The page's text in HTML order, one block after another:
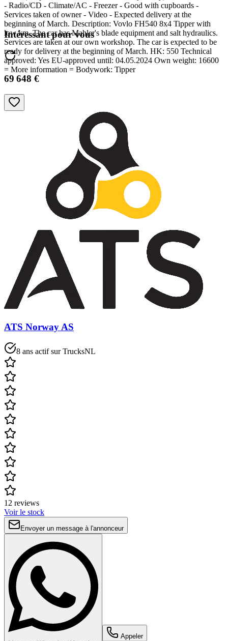
- Radio/CD - Climate/AC - Freezer - Good with cupboards -
Services taken of owner - Video - Expected delivery at the
beginning of March. Description: Vovlo FH540 8x4 Tipper with
low km. The car has Mahler's blade equipment and salt hydraulics.
Services are taken at our own workshop. The car is expected to be
ready for delivery at the beginning of March. HK: 550 Technical
approved: Yes EU-approved until: 04.05.2024 Own weight: 16600
= More information = Bodywork: Tipper
Intéressant pour vous
69 648 €
ATS Norway AS
8 ans actif sur TrucksNL
12 reviews
Voir le stock
Envoyer un message à l'annonceur
Appeler